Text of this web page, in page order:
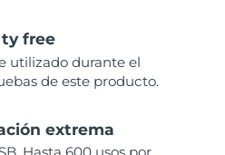
free
utilizado durante el
de este producto.
extrema